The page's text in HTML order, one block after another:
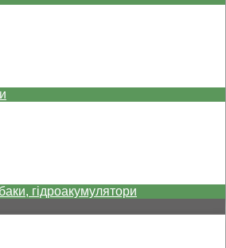
гідроакумулятори